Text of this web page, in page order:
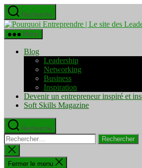
Aller
au
contenu
Recherche
Menu
Blog
Leadership
Networking
Business
Inspiration
Devenir un entrepreneur inspiré et
Soft Skills Magazine
Recherche
Rechercher :
Fermer
la
recherche
Fermer le menu